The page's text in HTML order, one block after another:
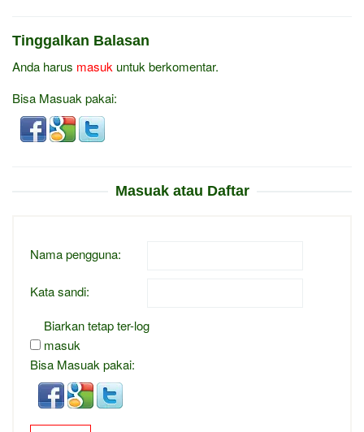
Tinggalkan Balasan
Anda harus masuk untuk berkomentar.
Bisa Masuak pakai:
Masuak atau Daftar
Nama pengguna:
Kata sandi:
Biarkan tetap ter-log
masuk
Bisa Masuak pakai: